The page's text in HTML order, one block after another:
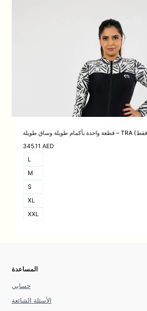
345.11 AED
L
M
S
XL
XXL
المساعدة
حسابي
الأسئلة الشائعة